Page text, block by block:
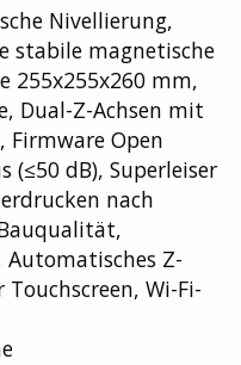
Nivellierung,
stabile magnetische
255x255x260 mm,
Dual-Z-Achsen mit
Firmware Open
(≤50 dB), Superleiser
nach
Z-
Wi-Fi-